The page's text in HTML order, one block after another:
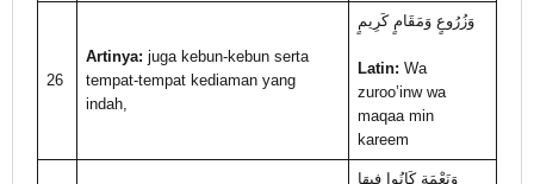
26
Artinya: juga kebun-kebun serta
tempat-tempat kediaman yang
indah,
وَزُرُوعٍ وَمَقَامٍ كَرِيمٍ
Latin: Wa
zuroo’inw wa
maqaa min
kareem
وَنَعْمَةٍ كَانُوا فِيهَا